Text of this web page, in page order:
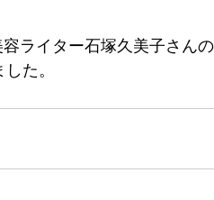
ライター石塚久美子さん
た。